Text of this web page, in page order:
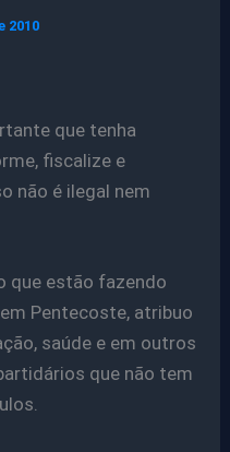
2010
que tenha
fiscalize e
não é ilegal nem
que estão fazendo
Pentecoste, atribuo
saúde e em outros
que não tem